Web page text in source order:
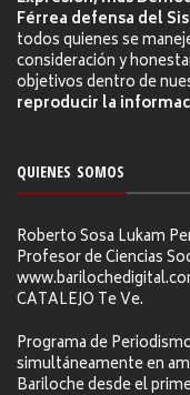
Férrea defensa del
todos quienes se
consideración y
objetivos dentro de
reproducir la
QUIENES SOMOS
Roberto Sosa Lukam
Profesor de Ciencias
CATALEJO Te Ve.
Programa de
simultáneamente en
Bariloche desde el